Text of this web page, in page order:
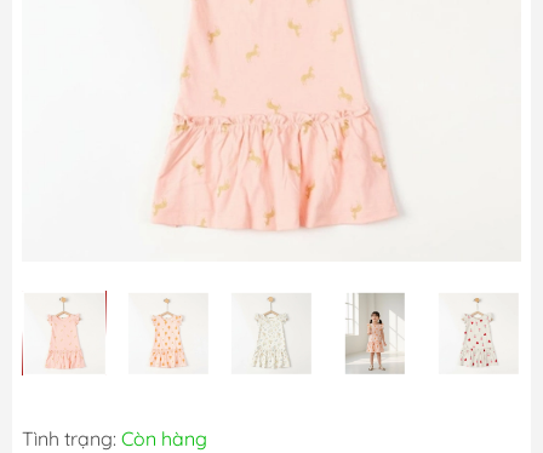
Tình trạng: Còn hàng